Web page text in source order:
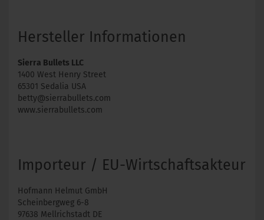
Hersteller Informationen
Sierra Bullets LLC
1400 West Henry Street
65301 Sedalia USA
betty@sierrabullets.com
www.sierrabullets.com
Importeur / EU-Wirtschaftsakteur
Hofmann Helmut GmbH
Scheinbergweg 6-8
97638 Mellrichstadt DE